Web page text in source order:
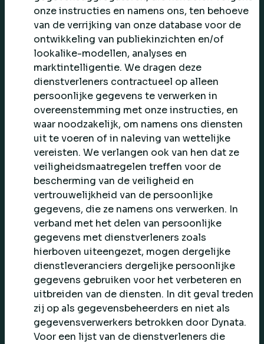
onze instructies en namens ons, ten behoeve
van de verrijking van onze database voor de
ontwikkeling van publiekinzichten en/of
lookalike-modellen, analyses en
marktintelligentie. We dragen deze
dienstverleners contractueel op alleen
persoonlijke gegevens te verwerken in
overeenstemming met onze instructies, en
waar noodzakelijk, om namens ons diensten
uit te voeren of in naleving van wettelijke
vereisten. We verlangen ook van hen dat ze
veiligheidsmaatregelen treffen voor de
bescherming van de veiligheid en
vertrouwelijkheid van de persoonlijke
gegevens, die ze namens ons verwerken. In
verband met het delen van persoonlijke
gegevens met dienstverleners zoals
hierboven uiteengezet, mogen dergelijke
dienstleveranciers dergelijke persoonlijke
gegevens gebruiken voor het verbeteren en
uitbreiden van de diensten. In dit geval treden
zij op als gegevensbeheerders en niet als
gegevensverwerkers betrokken door Dynata.
Voor een lijst van de dienstverleners die